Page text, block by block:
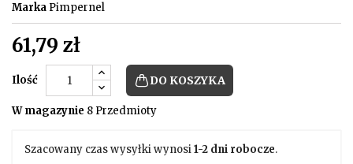
Marka Pimpernel
61,79 zł
Ilość DO KOSZYKA
W magazynie 8 Przedmioty
Szacowany czas wysyłki wynosi1-2 dni robocze.